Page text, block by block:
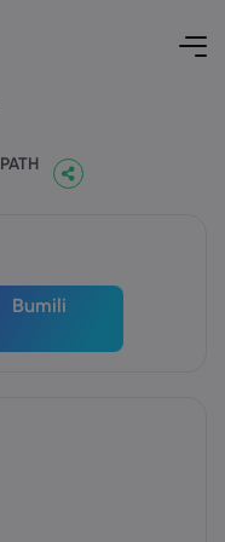
PATH
Bumili